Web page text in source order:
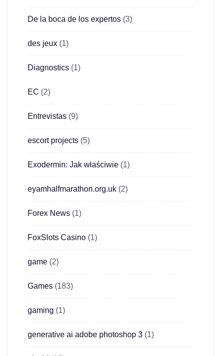
De la boca de los expertos (3)
des jeux (1)
Diagnostics (1)
EC (2)
Entrevistas (9)
escort projects (5)
Exodermin: Jak właściwie (1)
eyamhalfmarathon.org.uk (2)
Forex News (1)
FoxSlots Casino (1)
game (2)
Games (183)
gaming (1)
generative ai adobe photoshop 3 (1)